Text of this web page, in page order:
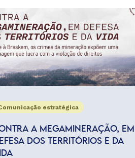
estratégica
A MEGAMINERAÇÃO, EM
DOS TERRITÓRIOS E DA